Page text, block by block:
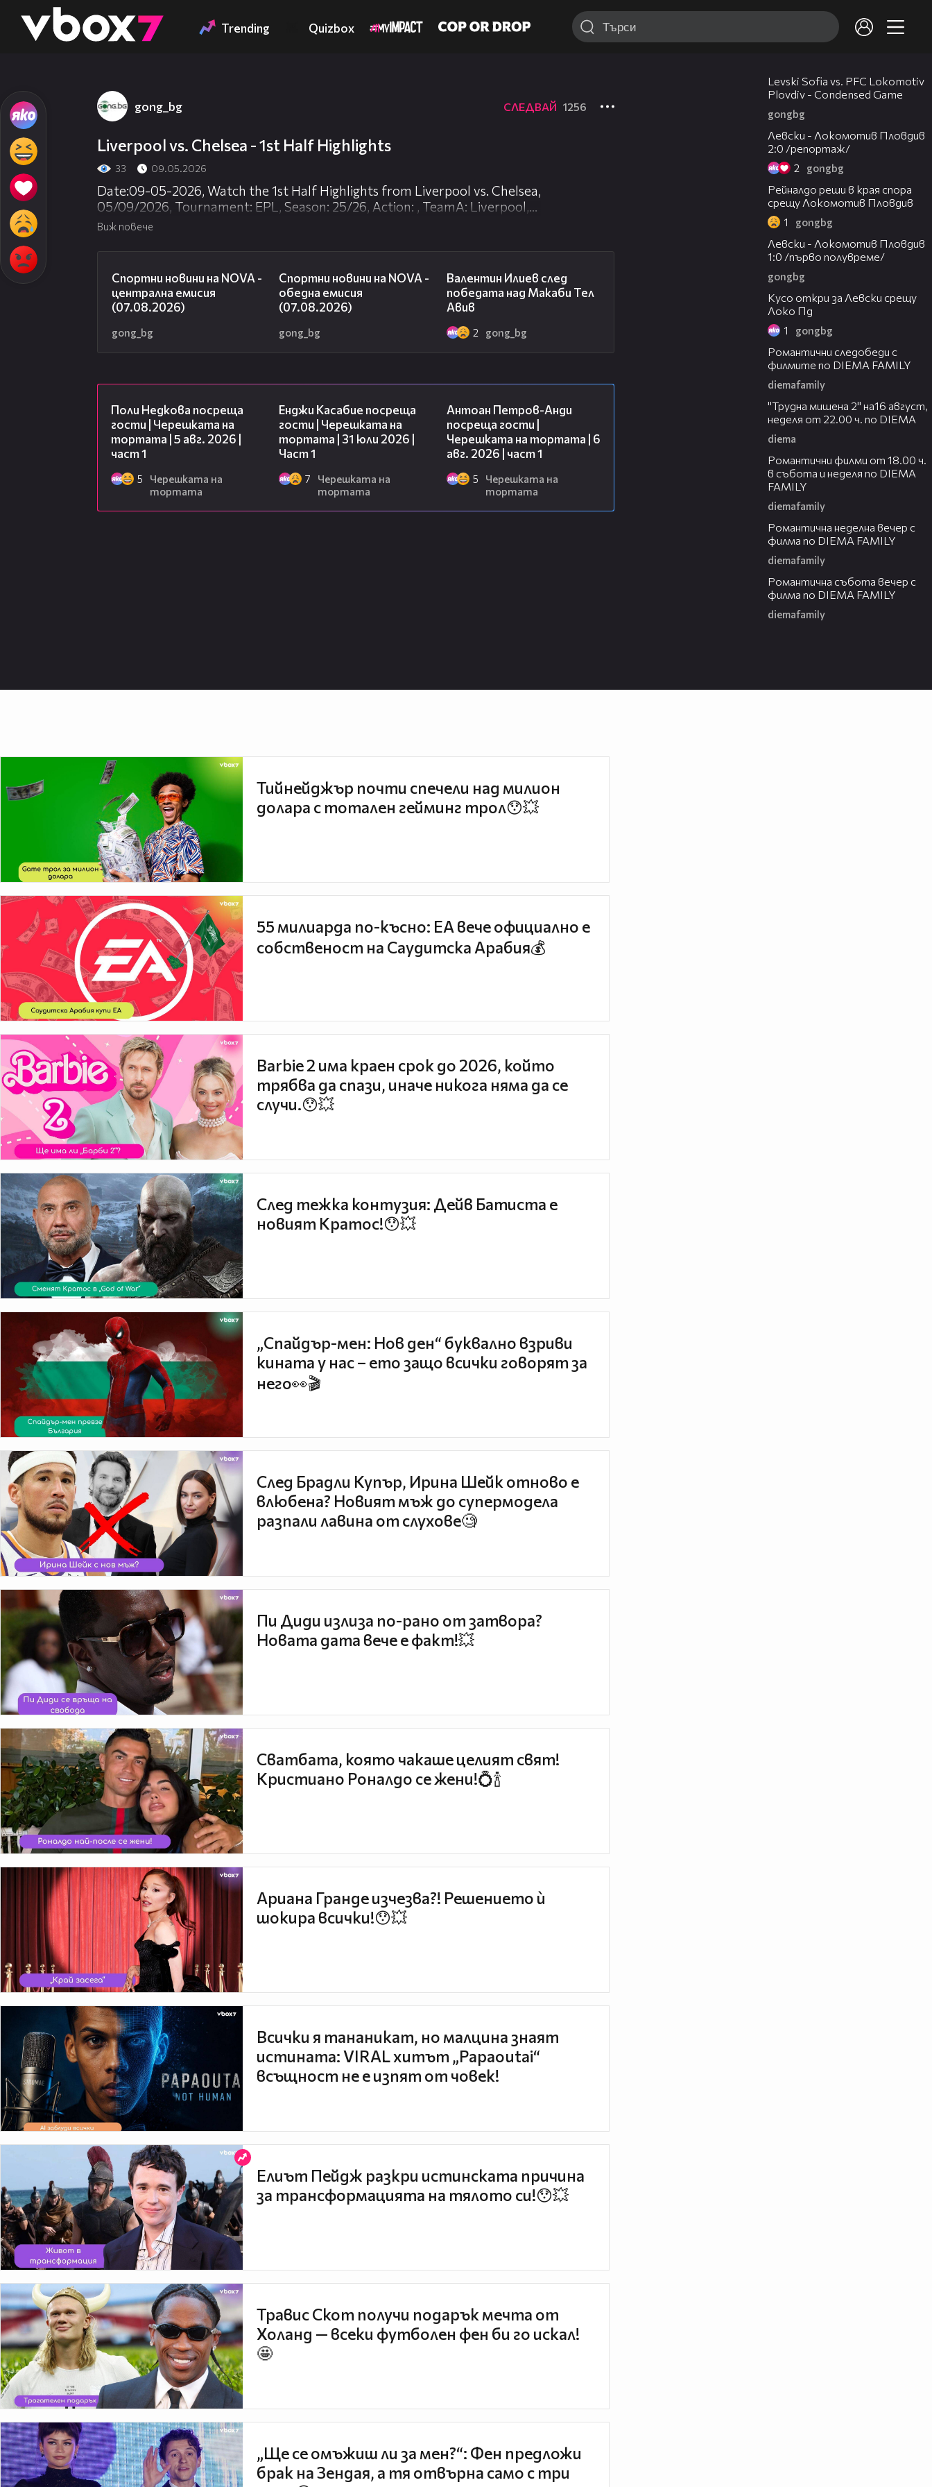
👾 Trending Quizbox
gong_bg СЛЕДВАЙ 1256
Liverpool vs. Chelsea - 1st Half Highlights
33 09.05.2026
Date:09-05-2026, Watch the 1st Half Highlights from Liverpool vs. Chelsea,
05/09/2026, Tournament: EPL, Season: 25/26, Action: , TeamA: Liverpool,
TeamB: Chelsea, TeamAction: , Half: 1, PlayerName: , ClockTime:
Виж повече
Спортни новини на NOVA -
централна емисия
(07.08.2026)
gong_bg
Спортни новини на NOVA -
обедна емисия
(07.08.2026)
gong_bg
Валентин Илиев след
победата над Макаби Тел
Авив
2 gong_bg
Поли Недкова посреща
гости | Черешката на
тортата | 5 авг. 2026 |
част 1
5
Черешката на
тортата
Енджи Касабие посреща
гости | Черешката на
тортата | 31 юли 2026 |
Част 1
7
Черешката на
тортата
Антоан Петров-Анди
посреща гости |
Черешката на тортата | 6
авг. 2026 | част 1
5
Черешката на
тортата
Levski Sofia vs. PFC Lokomotiv
Plovdiv - Condensed Game
gongbg
Левски - Локомотив Пловдив
2:0 /репортаж/
2 gongbg
Рейналдо реши в края спора
срещу Локомотив Пловдив
1 gongbg
Левски - Локомотив Пловдив
1:0 /първо полувреме/
gongbg
Кусо откри за Левски срещу
Локо Пд
1 gongbg
Романтични следобеди с
филмите по DIEMA FAMILY
diemafamily
"Трудна мишена 2" на16 август,
неделя от 22.00 ч. по DIEMA
diema
Романтични филми от 18.00 ч.
в събота и неделя по DIEMA
FAMILY
diemafamily
Романтичнa неделна вечер с
филма по DIEMA FAMILY
diemafamily
Романтичнa събота вечер с
филма по DIEMA FAMILY
diemafamily
Тийнейджър почти спечели над милион
долара с тотален гейминг трол😯💥
55 милиарда по-късно: EA вече официално е
собственост на Саудитска Арабия💰
Barbie 2 има краен срок до 2026, който
трябва да спази, иначе никога няма да се
случи.😯💥
След тежка контузия: Дейв Батиста е
новият Кратос!😯💥
„Спайдър-мен: Нов ден“ буквално взриви
кината у нас – ето защо всички говорят за
него👀🎬
След Брадли Купър, Ирина Шейк отново е
влюбена? Новият мъж до супермодела
разпали лавина от слухове🧐
Пи Диди излиза по-рано от затвора?
Новата дата вече е факт!💥
Сватбата, която чакаше целият свят!
Кристиано Роналдо се жени!💍🍾
Ариана Гранде изчезва?! Решението ѝ
шокира всички!😯💥
Всички я тананикат, но малцина знаят
истината: VIRAL хитът „Papaoutai“
всъщност не е изпят от човек!
Елиът Пейдж разкри истинската причина
за трансформацията на тялото си!😯💥
Травис Скот получи подарък мечта от
Холанд — всеки футболен фен би го искал!
🤩
„Ще се омъжиш ли за мен?“: Фен предложи
брак на Зендая, а тя отвърна само с три